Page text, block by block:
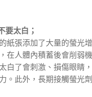
要太白；
紙張添加了大量的螢光
在人體內積蓄後會削弱
白了會刺激、損傷眼睛
。此外，長期接觸螢光